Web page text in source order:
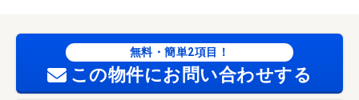
無料・簡単2項目！
この物件にお問い合わせする